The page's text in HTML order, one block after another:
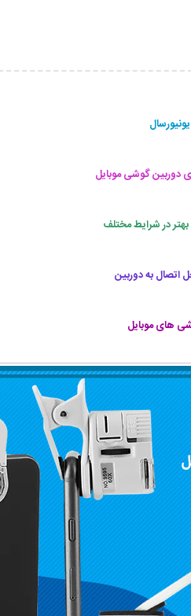
دوربین گوشی موبایل
اتصال به دوربین
های موبایل